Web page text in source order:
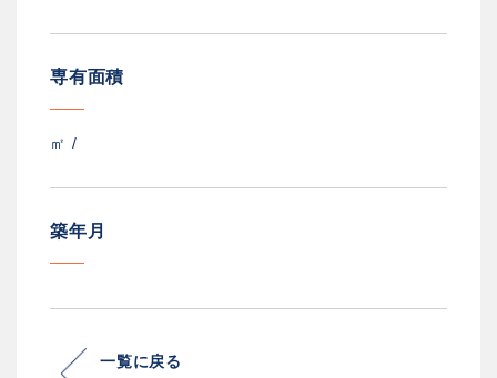
専有面積
㎡ /
築年月
一覧に戻る